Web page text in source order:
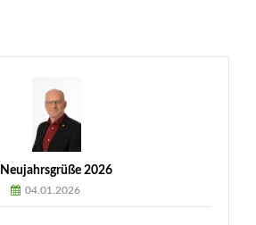
Neujahrsgrüße 2026
04.01.2026